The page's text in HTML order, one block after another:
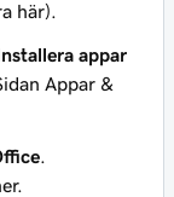
här).
appar
Appar &
.